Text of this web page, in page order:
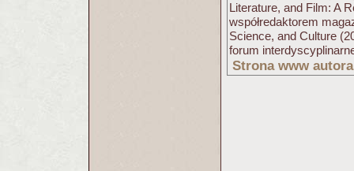
Literature, and Film: A
współredaktorem
Science, and Culture
forum
Strona www autora